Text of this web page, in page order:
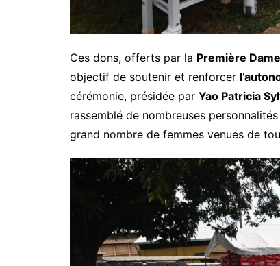
Ces dons, offerts par la Première
objectif de soutenir et renforcer
cérémonie, présidée par Yao Patricia
rassemblé de nombreuses
grand nombre de femmes venues de